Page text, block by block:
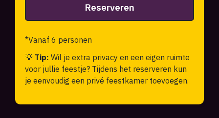
Reserveren
*Vanaf 6 personen
💡 Tip: Wil je extra privacy en een eigen ruimte
voor jullie feestje? Tijdens het reserveren kun
je eenvoudig een privé feestkamer toevoegen.